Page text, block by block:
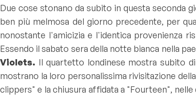
Due cose stonano da subito in questa seconda
ben più melmosa del giorno precedente, per
nonostante l'amicizia e l'identica provenienza
Essendo il sabato sera della notte bianca nella
Violets. Il quartetto londinese mostra subito
mostrano la loro personalissima rivisitazione
clippers" e la chiusura affidata a "Fourteen",